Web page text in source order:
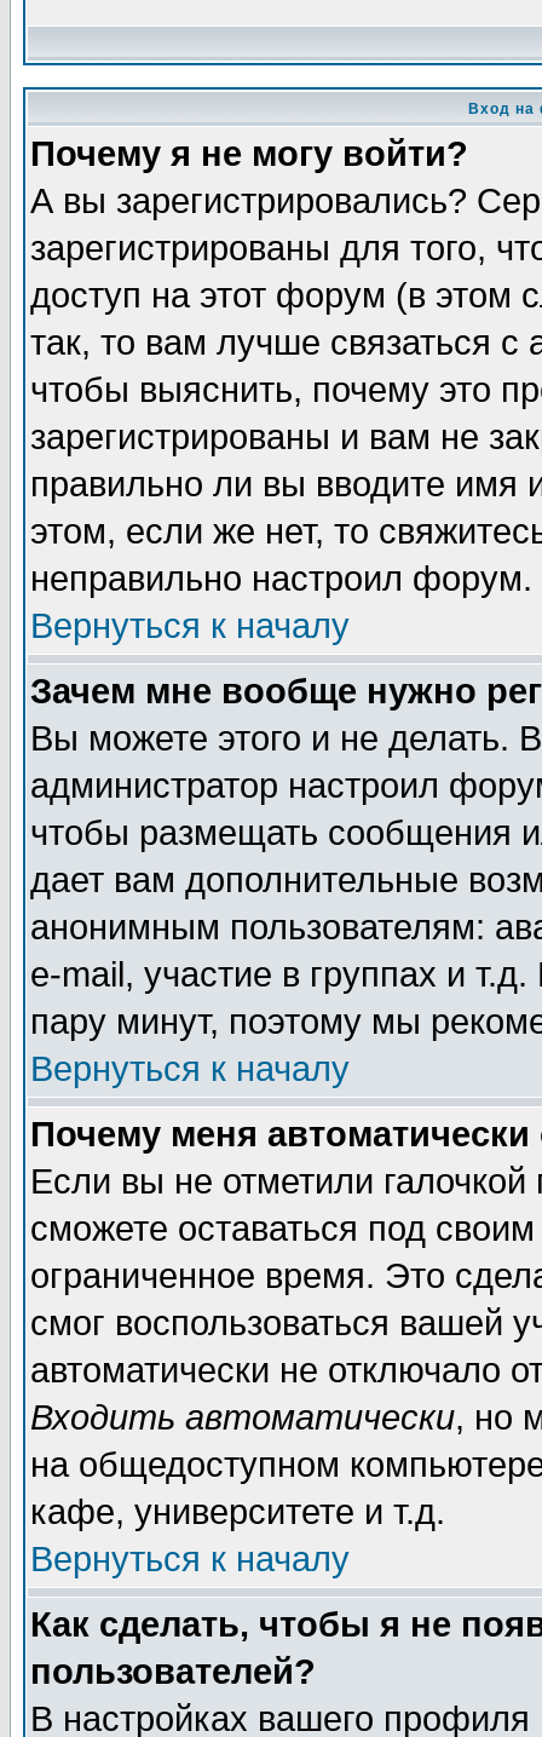
Вход на
Почему я не могу войти?
А вы зарегистрировались?
зарегистрированы для того,
доступ на этот форум (в этом
так, то вам лучше связаться
чтобы выяснить, почему это
зарегистрированы и вам не
правильно ли вы вводите
этом, если же нет, то
неправильно настроил форум.
Вернуться к началу
Зачем мне вообще нужно
Вы можете этого и не делать.
администратор настроил
чтобы размещать сообщения
дает вам дополнительные
анонимным пользователям:
e-mail, участие в группах и
пару минут, поэтому мы
Вернуться к началу
Почему меня автоматически
Если вы не отметили галочкой
сможете оставаться под
ограниченное время. Это
смог воспользоваться вашей
автоматически не отключало
Входить автоматически, но
на общедоступном
кафе, университете и т.д.
Вернуться к началу
Как сделать, чтобы я не
пользователей?
В настройках вашего